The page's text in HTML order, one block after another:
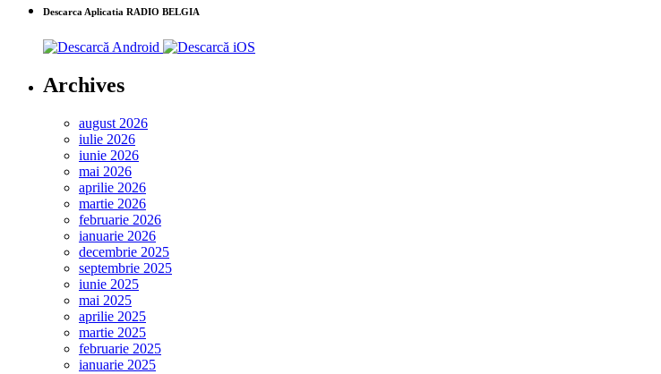
Descarca Aplicatia RADIO BELGIA
Archives
august 2026
iulie 2026
iunie 2026
mai 2026
aprilie 2026
martie 2026
februarie 2026
ianuarie 2026
decembrie 2025
septembrie 2025
iunie 2025
mai 2025
aprilie 2025
martie 2025
februarie 2025
ianuarie 2025